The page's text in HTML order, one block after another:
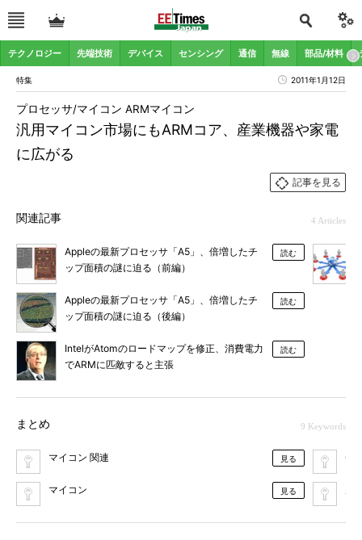
テクノロジー 先端技術 デバイス センシング 通信 無線 部品/材料
特集 2011年1月12日
汎用マイコン市場にもARMコア、産業機器や家電
に広がる
プロセッサ/マイコン ARMマイコン
記事を見る
関連記事 4 Articles
Appleの最新プロセッサ「A5」、倍増したチ
ップ面積の謎に迫る（前編）
読む
Appleの最新プロセッサ「A5」、倍増したチ
ップ面積の謎に迫る（後編）
読む
IntelがAtomのロードマップを修正、消費電力
でARMに匹敵すると主張
読む
まとめ 9 Keywords
マイコン 関連 見る
マイコン 見る